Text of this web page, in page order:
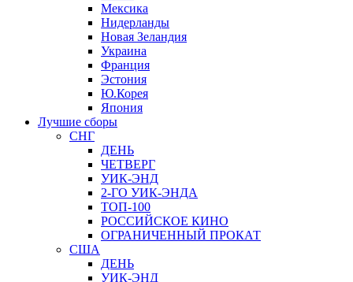
Мексика
Нидерланды
Новая Зеландия
Украина
Франция
Эстония
Ю.Корея
Япония
Лучшие сборы
СНГ
ДЕНЬ
ЧЕТВЕРГ
УИК-ЭНД
2-ГО УИК-ЭНДА
ТОП-100
РОССИЙСКОЕ КИНО
ОГРАНИЧЕННЫЙ ПРОКАТ
США
ДЕНЬ
УИК-ЭНД